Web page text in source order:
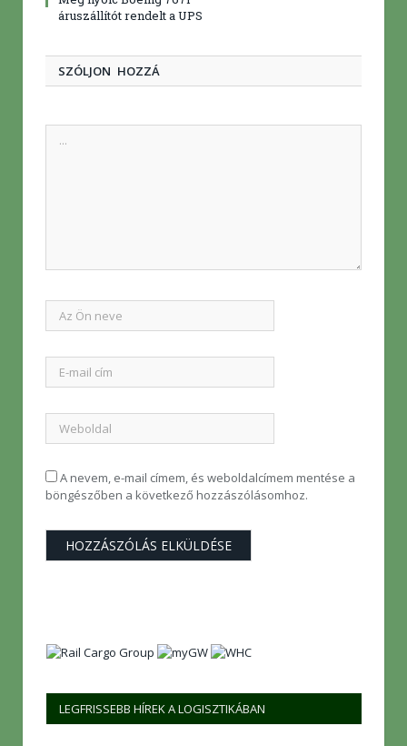
áruszállítót rendelt a UPS
SZÓLJON HOZZÁ
A nevem, e-mail címem, és weboldalcímem mentése a
böngészőben a következő hozzászólásomhoz.
LEGFRISSEBB HÍREK A LOGISZTIKÁBAN